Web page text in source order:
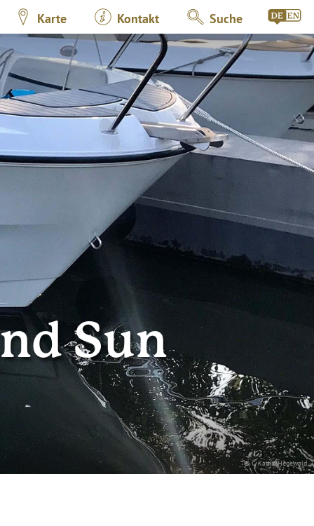
Karte Kontakt Suche
© C Katrin Hegewald
Sun